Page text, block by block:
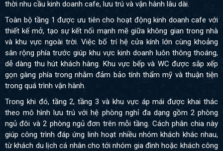
thời nhu cầu kinh doanh cafe, lưu trú và vận hành lâu dài.
Toàn bộ tầng 1 được ưu tiên cho hoạt động kinh doanh cafe với
thiết kế mở, tạo sự kết nối mạnh mẽ giữa không gian trong nhà
và khu vực ngoài trời. Việc bố trí hệ cửa kính lớn cùng khoảng
sân rộng phía trước giúp khu vực kinh doanh luôn thông thoáng,
dễ dàng thu hút khách hàng. Khu vực bếp và WC được sắp xếp
gọn gàng phía trong nhằm đảm bảo tính thẩm mỹ và thuận tiện
trong quá trình vận hành.
Trong khi đó, tầng 2, tầng 3 và khu vực áp mái được khai thác
theo mô hình lưu trú với hệ phòng nghỉ đa dạng gồm 2 phòng
ngủ đôi và 2 phòng ngủ đơn trên mỗi tầng. Cách phân chia này
giúp công trình đáp ứng linh hoạt nhiều nhóm khách khác nhau,
từ khách du lịch cá nhân cho tới nhóm gia đình hoặc khách công